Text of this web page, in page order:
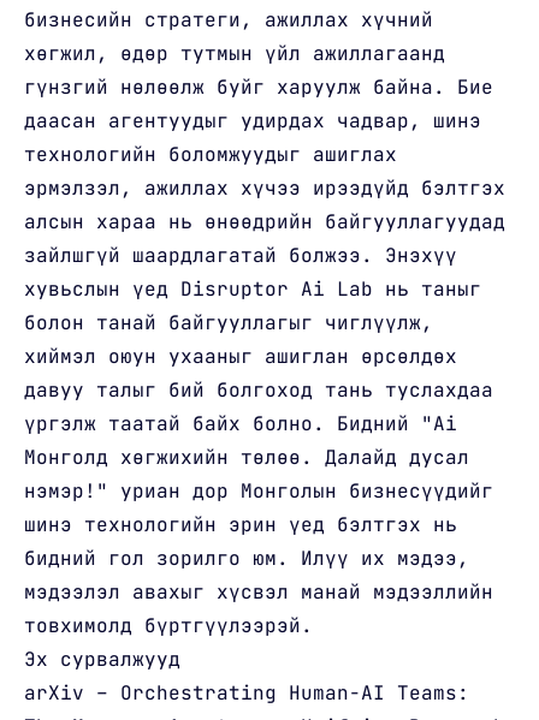
бизнесийн стратеги, ажиллах хүчний
хөгжил, өдөр тутмын үйл ажиллагаанд
гүнзгий нөлөөлж буйг харуулж байна. Бие
даасан агентуудыг удирдах чадвар, шинэ
технологийн боломжуудыг ашиглах
эрмэлзэл, ажиллах хүчээ ирээдүйд бэлтгэх
алсын хараа нь өнөөдрийн байгууллагуудад
зайлшгүй шаардлагатай болжээ. Энэхүү
хувьслын үед Disruptor Ai Lab нь таныг
болон танай байгууллагыг чиглүүлж,
хиймэл оюун ухааныг ашиглан өрсөлдөх
давуу талыг бий болгоход тань туслахдаа
үргэлж таатай байх болно. Бидний "Ai
Монголд хөгжихийн төлөө. Далайд дусал
нэмэр!" уриан дор Монголын бизнесүүдийг
шинэ технологийн эрин үед бэлтгэх нь
бидний гол зорилго юм. Илүү их мэдээ,
мэдээлэл авахыг хүсвэл манай мэдээллийн
товхимолд бүртгүүлээрэй.
Эх сурвалжууд
arXiv – Orchestrating Human-AI Teams: